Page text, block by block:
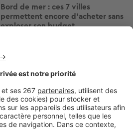
Bord de mer : ces 7 villes
permettent encore d'acheter sans
exploser son budget
Humidité : ces détails pendant
une visite peuvent vous éviter de
gros travaux